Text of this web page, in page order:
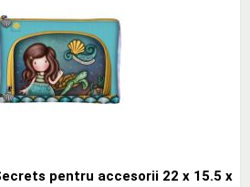
pentru accesorii 22 x 15.5 x